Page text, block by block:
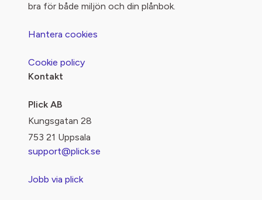
bra för både miljön och din plånbok.
Hantera cookies
Cookie policy
Kontakt
Plick AB
Kungsgatan 28
753 21 Uppsala
support@plick.se
Jobb via plick